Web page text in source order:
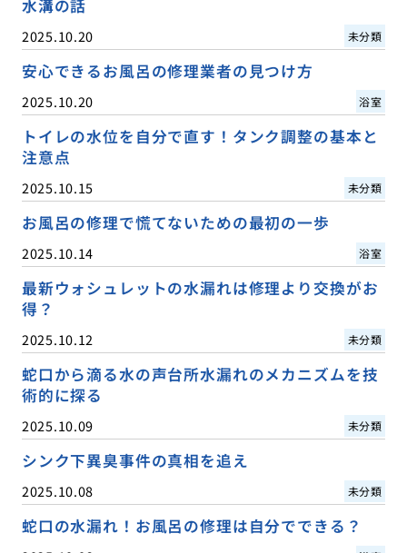
水溝の話
2025.10.20 未分類
安心できるお風呂の修理業者の見つけ方
2025.10.20 浴室
トイレの水位を自分で直す！タンク調整の基本と
注意点
2025.10.15 未分類
お風呂の修理で慌てないための最初の一歩
2025.10.14 浴室
最新ウォシュレットの水漏れは修理より交換がお
得？
2025.10.12 未分類
蛇口から滴る水の声台所水漏れのメカニズムを技
術的に探る
2025.10.09 未分類
シンク下異臭事件の真相を追え
2025.10.08 未分類
蛇口の水漏れ！お風呂の修理は自分でできる？